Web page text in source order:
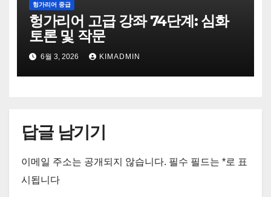
헝가리어 중급
헝가리어 고급 강좌 74단계: 심화
토론 및 작문
6월 3, 2026 KIMADMIN
답글 남기기
이메일 주소는 공개되지 않습니다. 필수 필드는 *로 표
시됩니다